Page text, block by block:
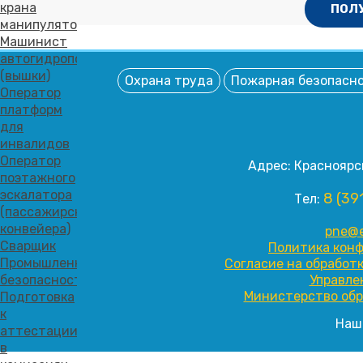
крана
манипулятора
Машинист
автогидроподъемника
(вышки)
Оператор
платформ
для
инвалидов
Оператор
поэтажного
эскалатора
(пассажирского
конвейера)
Сварщик
Промышленная
безопасность
Подготовка
к
аттестации
в
Охрана труда Пожарная
Адрес:
Тел: 8
Политика
Согласие на
Министерство
Наш